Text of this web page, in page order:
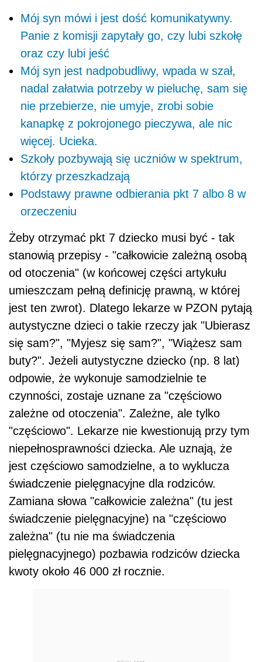
Mój syn mówi i jest dość komunikatywny.
Panie z komisji zapytały go, czy lubi szkołę
oraz czy lubi jeść
Mój syn jest nadpobudliwy, wpada w szał,
nadal załatwia potrzeby w pieluchę, sam się
nie przebierze, nie umyje, zrobi sobie
kanapkę z pokrojonego pieczywa, ale nic
więcej. Ucieka.
Szkoły pozbywają się uczniów w spektrum,
którzy przeszkadzają
Podstawy prawne odbierania pkt 7 albo 8 w
orzeczeniu
Żeby otrzymać pkt 7 dziecko musi być - tak
stanowią przepisy - "całkowicie zależną osobą
od otoczenia" (w końcowej części artykułu
umieszczam pełną definicję prawną, w której
jest ten zwrot). Dlatego lekarze w PZON pytają
autystyczne dzieci o takie rzeczy jak "Ubierasz
się sam?", "Myjesz się sam?", "Wiążesz sam
buty?". Jeżeli autystyczne dziecko (np. 8 lat)
odpowie, że wykonuje samodzielnie te
czynności, zostaje uznane za "częściowo
zależne od otoczenia". Zależne, ale tylko
"częściowo". Lekarze nie kwestionują przy tym
niepełnosprawności dziecka. Ale uznają, że
jest częściowo samodzielne, a to wyklucza
świadczenie pielęgnacyjne dla rodziców.
Zamiana słowa "całkowicie zależna" (tu jest
świadczenie pielęgnacyjne) na "częściowo
zależna" (tu nie ma świadczenia
pielęgnacyjnego) pozbawia rodziców dziecka
kwoty około 46 000 zł rocznie.